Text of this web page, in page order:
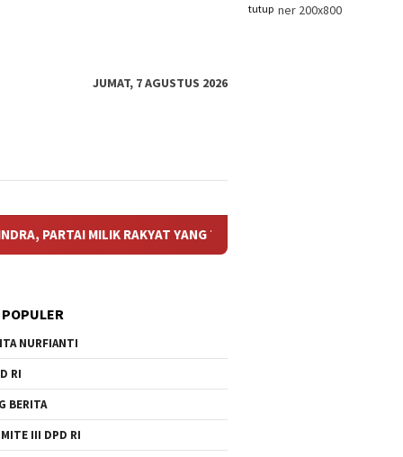
tutup
JUMAT, 7 AGUSTUS 2026
YANG TERBUKA BAGI SELURUH LINTAS GENERASI
NURFIANTI
RI
BERITA
III DPD RI